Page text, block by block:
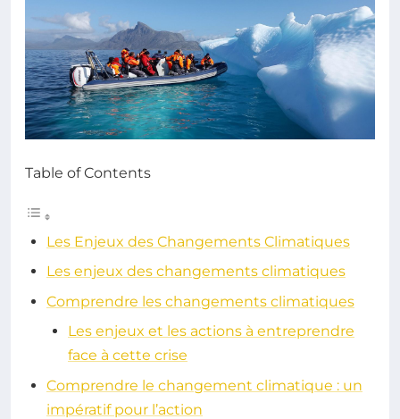
Table of Contents
Les Enjeux des Changements Climatiques
Les enjeux des changements climatiques
Comprendre les changements climatiques
Les enjeux et les actions à entreprendre
face à cette crise
Comprendre le changement climatique : un
impératif pour l’action